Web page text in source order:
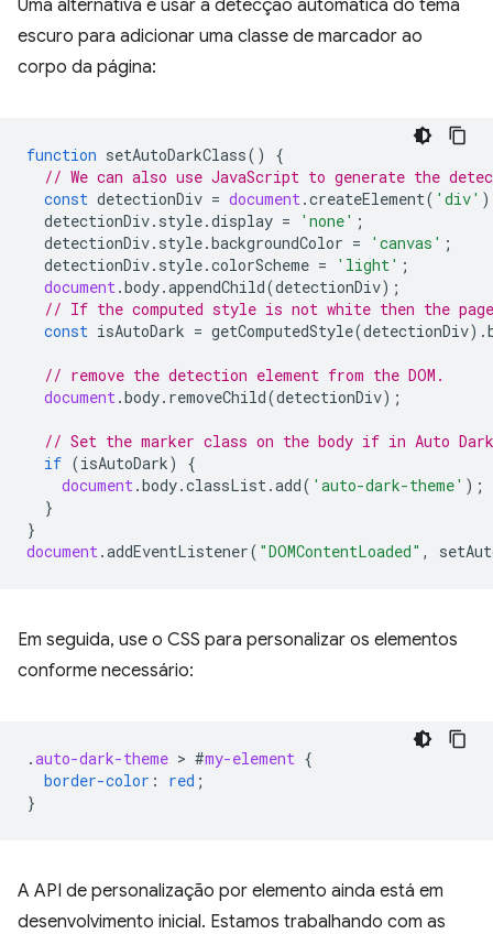
Uma alternativa é usar a detecção automática do tema
escuro para adicionar uma classe de marcador ao
corpo da página:
function setAutoDarkClass()
{
// We can also use JavaScript to generate the
const detectionDiv = document.createElement( 'div'
detectionDiv. style.display = 'none' ;
detectionDiv. style.backgroundColor = 'canvas' ;
detectionDiv. style.colorScheme = 'light' ;
document.body.appendChild(detectionDiv);
// If the computed style is not white then the
const isAutoDark = getComputedStyle(detectionDiv).
// remove the detection element from the DOM.
document.body. removeChild(detectionDiv);
// Set the marker class on the body if in Auto Dark
if (isAutoDark)
{
document.body.classList.add( 'auto-dark-theme' );
}
}
document.addEventListener( "DOMContentLoaded" ,
Em seguida, use o CSS para personalizar os elementos
conforme necessário:
.auto-dark-theme > #my-element {
border-color : red ;
}
A API de personalização por elemento ainda está em
desenvolvimento inicial. Estamos trabalhando com as